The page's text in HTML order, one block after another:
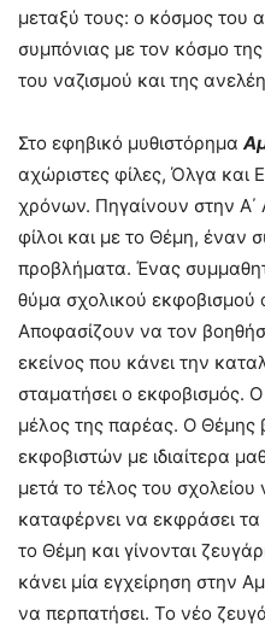
μεταξύ τους: ο κόσμος του
συμπόνιας με τον κόσμο
του ναζισμού και της
Στο εφηβικό μυθιστόρημα
αχώριστες φίλες, Όλγα και
χρόνων. Πηγαίνουν στην Α΄
φίλοι και με το Θέμη, έναν
προβλήματα. Ένας
θύμα σχολικού εκφοβισμού
Αποφασίζουν να τον
εκείνος που κάνει την
σταματήσει ο εκφοβισμός. Ο
μέλος της παρέας. Ο
εκφοβιστών με ιδιαίτερα
μετά το τέλος του
καταφέρνει να εκφράσει τα
το Θέμη και γίνονται
κάνει μία εγχείρηση στην
να περπατήσει. Το νέο